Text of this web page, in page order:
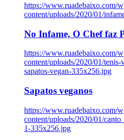
https://www.ruadebaixo.com/
content/uploads/2020/01/
No Infame, O Chef faz
https://www.ruadebaixo.com/
content/uploads/2020/01/
sapatos-vegan-335x256.jpg
Sapatos veganos
https://www.ruadebaixo.com/
content/uploads/2020/01/
1-335x256.jpg